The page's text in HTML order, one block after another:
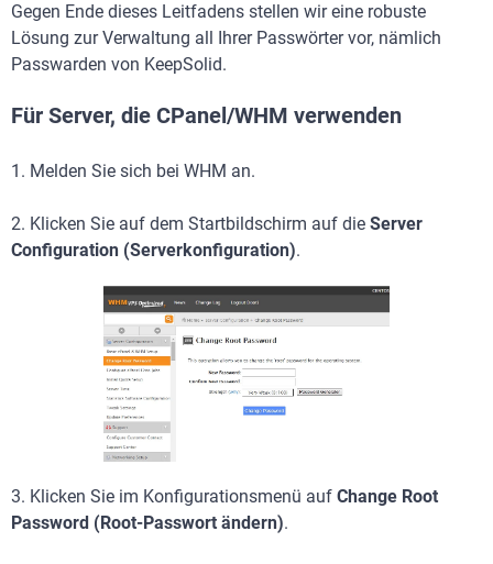
Gegen Ende dieses Leitfadens stellen wir eine robuste
Lösung zur Verwaltung all Ihrer Passwörter vor, nämlich
Passwarden von KeepSolid.
Für Server, die CPanel/WHM verwenden
1. Melden Sie sich bei WHM an.
2. Klicken Sie auf dem Startbildschirm auf die Server
Configuration (Serverkonfiguration).
3. Klicken Sie im Konfigurationsmenü auf Change Root
Password (Root-Passwort ändern).